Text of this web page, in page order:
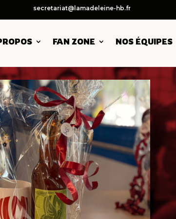
secretariat@lamadeleine-hb.fr
FAN ZONE NOS ÉQUIPES